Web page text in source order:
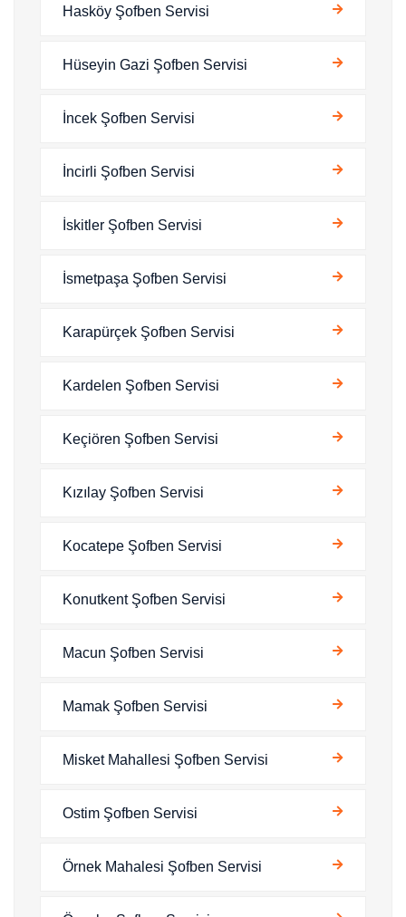
Hasköy Şofben Servisi
Hüseyin Gazi Şofben Servisi
İncek Şofben Servisi
İncirli Şofben Servisi
İskitler Şofben Servisi
İsmetpaşa Şofben Servisi
Karapürçek Şofben Servisi
Kardelen Şofben Servisi
Keçiören Şofben Servisi
Kızılay Şofben Servisi
Kocatepe Şofben Servisi
Konutkent Şofben Servisi
Macun Şofben Servisi
Mamak Şofben Servisi
Misket Mahallesi Şofben Servisi
Ostim Şofben Servisi
Örnek Mahalesi Şofben Servisi